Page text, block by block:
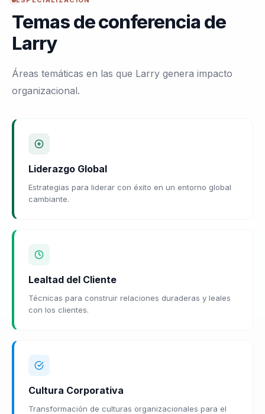
Temas de conferencia de
Larry
Áreas temáticas en las que Larry genera impacto
organizacional.
Liderazgo Global
Estrategias para liderar con éxito en un entorno global
cambiante.
Lealtad del Cliente
Técnicas para construir relaciones duraderas y leales
con los clientes.
Cultura Corporativa
Transformación de culturas organizacionales para el